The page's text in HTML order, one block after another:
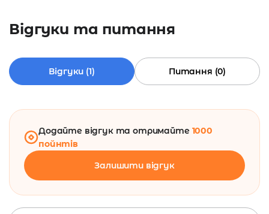
Відгуки та питання
Відгуки (1) Питання (0)
Додайте відгук та отримайте 1000
пойнтів
Залишити відгук